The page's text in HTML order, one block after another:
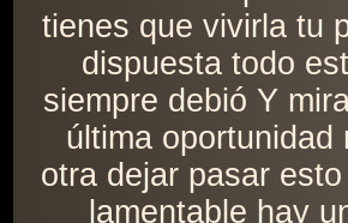
tienes que vivirla tu
dispuesta todo
siempre debió Y
última oportunidad
otra dejar pasar
lamentable hay